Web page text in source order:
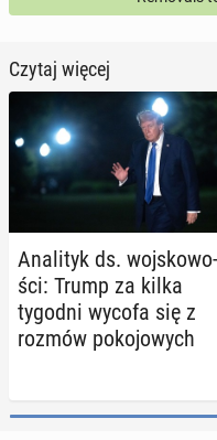
Czytaj więcej
Ana­li­tyk ds. woj­sko­wo­
ści: Trump za kilka
tygodni wycofa się z
rozmów po­ko­jo­wych